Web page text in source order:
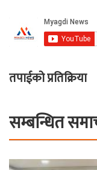
तपाईको प्रतिक्रिया
सम्बन्धित